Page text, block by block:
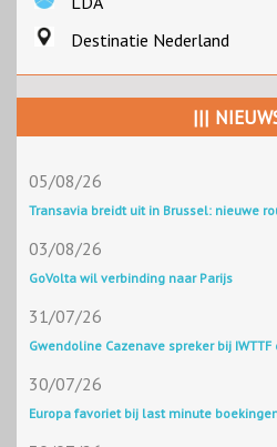
Destinatie Nederland
|||
05/08/26
Transavia breidt uit in Brussel: nieuwe
03/08/26
GoVolta wil verbinding naar Parijs
31/07/26
Gwendoline Cazenave spreker bij
30/07/26
Europa favoriet bij last minute